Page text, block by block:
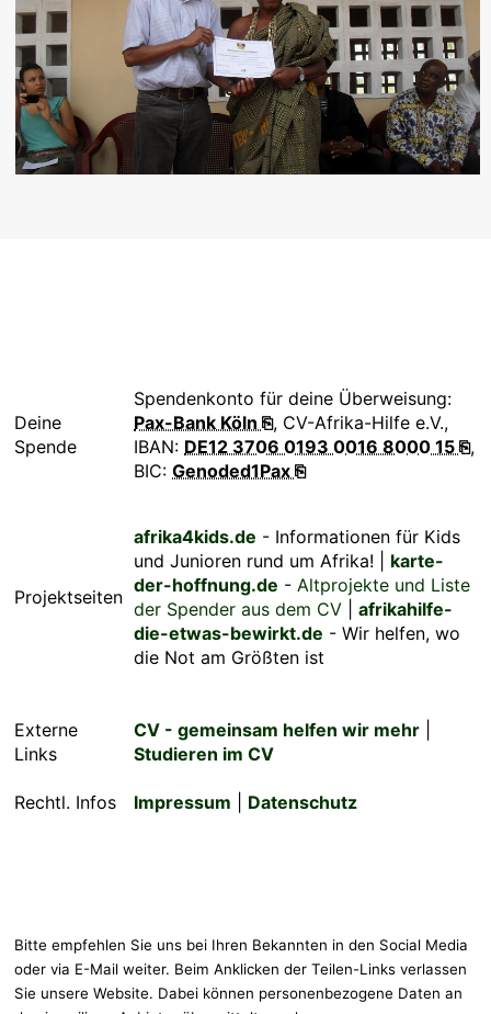
Deine
Spende
Spendenkonto für deine Überweisung:
Pax-Bank Köln ⎘, CV-Afrika-Hilfe e.V.,
IBAN: DE12 3706 0193 0016 8000 15 ⎘,
BIC: Genoded1Pax ⎘
Projektseiten
afrika4kids.de - Informationen für Kids
und Junioren rund um Afrika! | karte-
der-hoffnung.de - Altprojekte und Liste
der Spender aus dem CV
afrikahilfe-
die-etwas-bewirkt.de - Wir helfen, wo
die Not am Größten ist
Externe
Links
CV - gemeinsam helfen wir mehr
Studieren im CV
Rechtl. Infos Impressum Datenschutz
Bitte empfehlen Sie uns bei Ihren Bekannten in den Social Media
oder via E-Mail weiter. Beim Anklicken der Teilen-Links verlassen
Sie unsere Website. Dabei können personenbezogene Daten an